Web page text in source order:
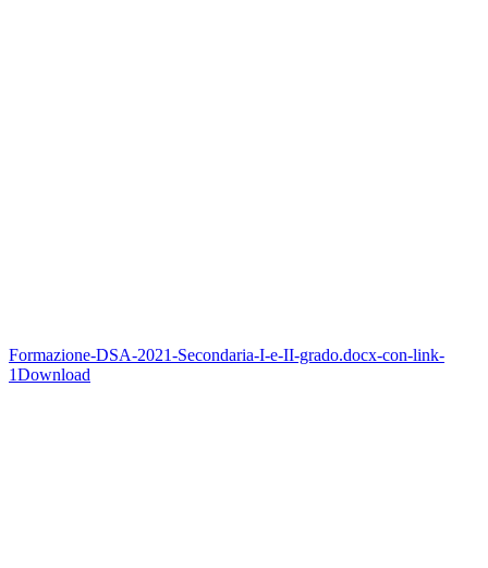
Formazione-DSA-2021-Secondaria-I-e-II-grado.docx-con-link-
1Download